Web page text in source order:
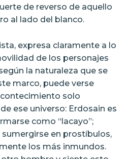
de reverso de aquello
al lado del blanco.
expresa claramente a lo
de los personajes
la naturaleza que se
marco, puede verse
solo
ese universo: Erdosain es
como “lacayo”;
sumergirse en prostíbulos,
los más inmundos.